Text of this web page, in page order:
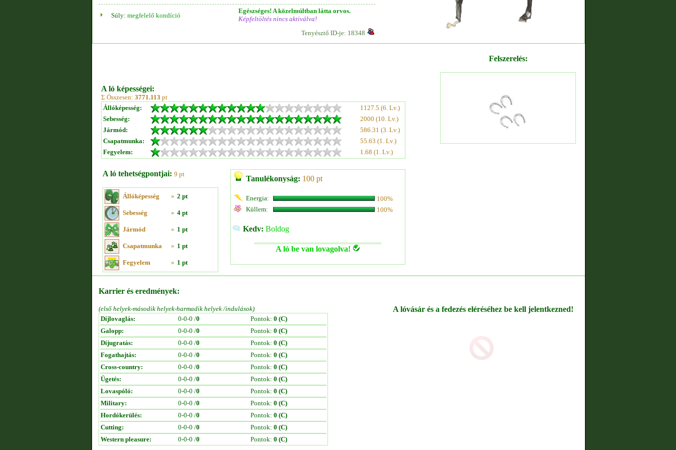
Súly: megfelelő kondíció
Egészséges! A közelmúltban látta orvos.
Képfeltöltés nincs aktiválva!
Tenyésztő ID-je: 18348
A ló képességei:
Σ Összesen: 3771.113 pt
Állóképesség:
1127.5 (6. Lv.)
Sebesség:
2000 (10. Lv.)
Jármód:
586.31 (3. Lv.)
Csapatmunka:
55.63 (1. Lv.)
Fegyelem:
1.68 (1. Lv.)
A ló tehetségpontjai: 9 pt
Állóképesség » 2 pt
Sebesség » 4 pt
Jármód » 1 pt
Csapatmunka » 1 pt
Fegyelem » 1 pt
Tanulékonyság: 100 pt
Energia:
100%
Küllem:
100%
Kedv: Boldog
A ló be van lovagolva!
Felszerelés:
Karrier és eredmények:
(első helyek-második helyek-harmadik helyek /indulások)
Díjlovaglás:
0-0-0 /0 Pontok: 0 (C)
Galopp:
0-0-0 /0 Pontok: 0 (C)
Díjugratás:
0-0-0 /0 Pontok: 0 (C)
Fogathajtás:
0-0-0 /0 Pontok: 0 (C)
Cross-country:
0-0-0 /0 Pontok: 0 (C)
Ügetés:
0-0-0 /0 Pontok: 0 (C)
Lovaspóló:
0-0-0 /0 Pontok: 0 (C)
Military:
0-0-0 /0 Pontok: 0 (C)
Hordókerülés:
0-0-0 /0 Pontok: 0 (C)
Cutting:
0-0-0 /0 Pontok: 0 (C)
Western pleasure:
0-0-0 /0 Pontok: 0 (C)
A lóvásár és a fedezés eléréséhez be kell jelentkezned!